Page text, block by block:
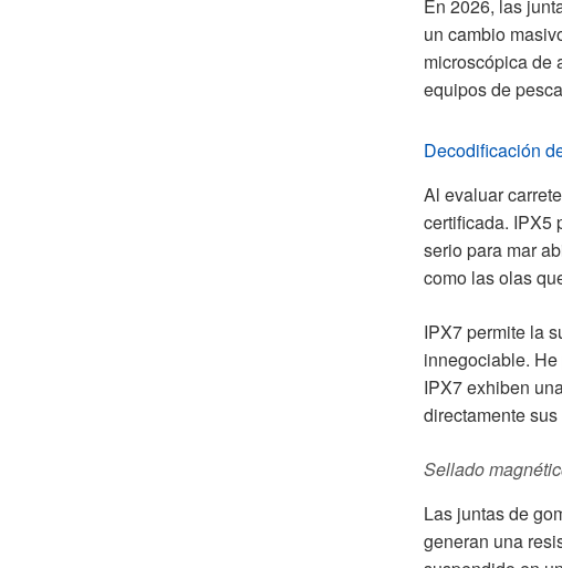
En 2026, las
un cambio
microscópica de
equipos de
Decodificación
Al evaluar
certificada. IPX5
serio para mar
como las olas
IPX7 permite la
innegociable.
IPX7 exhiben
directamente
Sellado
Las juntas de
generan una